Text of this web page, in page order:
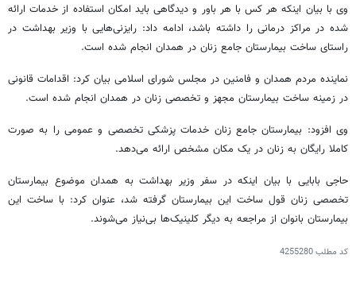
وی با بیان اینکه هر کس با هر باور و دیدگاهی باید امکان استفاده از خدمات ارائه
شده در مراکز درمانی را داشته باشد، ادامه داد: رایزنی‌هایی با وزیر بهداشت در
راستای ساخت بیمارستان جامع زنان در همدان انجام شده است.
نماینده مردم همدان و فامنین در مجلس شورای اسلامی بیان کرد: اقدامات قانونی
در زمینه ساخت بیمارستان مجهز و تخصصی زنان در همدان انجام شده است.
وی افزود: بیمارستان جامع زنان خدمات پزشکی تخصصی و عمومی را به صورت
کاملا رایگان به زنان در یک مکان مشخص ارائه می‌دهد.
حاجی بابایی با بیان اینکه در سفر وزیر بهداشت به همدان موضوع بیمارستان
تخصصی زنان قول ساخت این بیمارستان گرفته شد، عنوان کرد: با ساخت این
بیمارستان بانوان از مراجعه به دیگر کلینیک‌ها بی‌نیاز می‌شوند.
کد مطلب4255280